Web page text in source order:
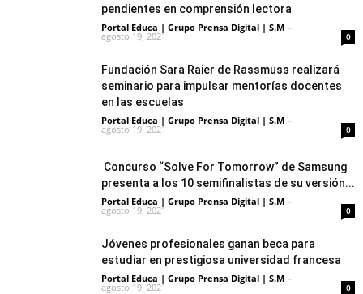
pendientes en comprensión lectora
Portal Educa | Grupo Prensa Digital | S.M -
agosto 19, 2021 0
Fundación Sara Raier de Rassmuss realizará
seminario para impulsar mentorías docentes
en las escuelas
Portal Educa | Grupo Prensa Digital | S.M -
agosto 19, 2021 0
Concurso “Solve For Tomorrow” de Samsung
presenta a los 10 semifinalistas de su versión...
Portal Educa | Grupo Prensa Digital | S.M -
agosto 19, 2021 0
Jóvenes profesionales ganan beca para
estudiar en prestigiosa universidad francesa
Portal Educa | Grupo Prensa Digital | S.M -
agosto 19, 2021 0